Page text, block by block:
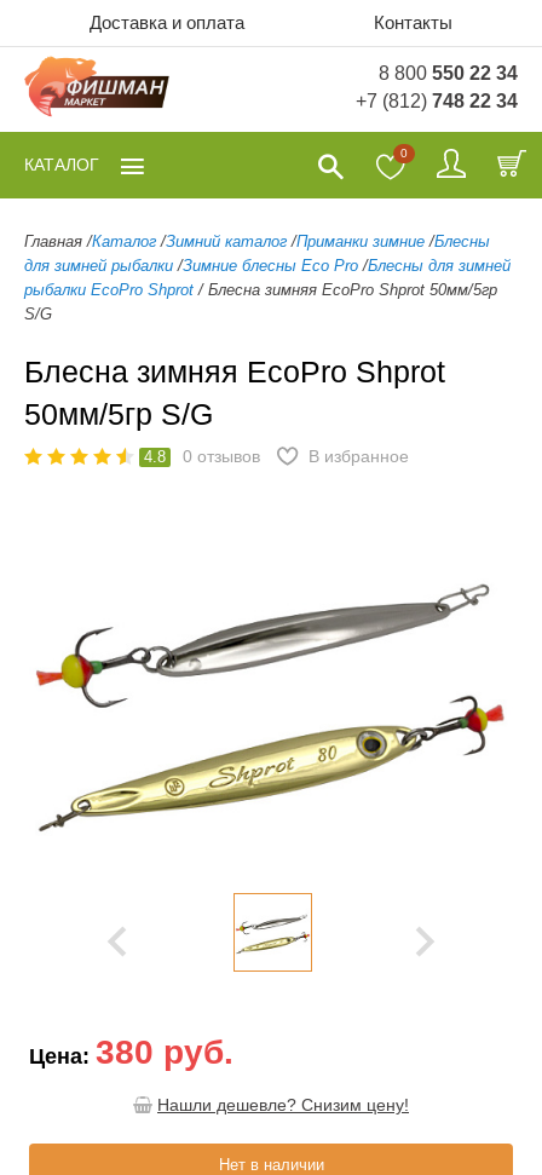
Доставка и оплата Контакты
8 800 550 22 34
+7 (812) 748 22 34
0
КАТАЛОГ
Главная /Каталог /Зимний каталог /Приманки зимние /Блесны
для зимней рыбалки /Зимние блесны Eco Pro /Блесны для зимней
рыбалки EcoPro Shprot / Блесна зимняя EcoPro Shprot 50мм/5гр
S/G
Блесна зимняя EcoPro Shprot
50мм/5гр S/G
4.8 0 отзывов В избранное
Цена: 380 руб.
Нашли дешевле? Снизим цену!
Нет в наличии